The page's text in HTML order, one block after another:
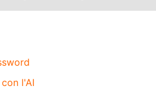
l'AI